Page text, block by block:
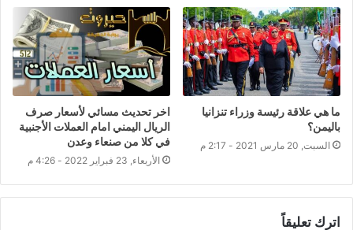
ما هي علاقة رئيسة وزراء تنزانيا
باليمن؟
السبت, 20 مارس 2021 - 2:17 م
اخر تحديث مسائي لأسعار صرف
الريال اليمني امام العملات الأجنبية
في كلا من صنعاء وعدن
الأربعاء, 23 فبراير 2022 - 4:26 م
اترك تعليقاً